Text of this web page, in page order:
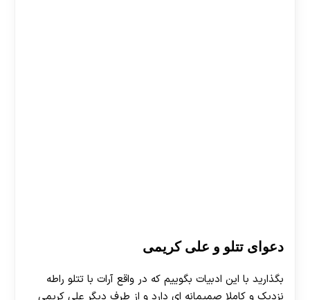
30 تا 50 درصد شارژ هدیه بیشتر فقط با ثبت نام در
هات بت
دعوای تتلو و علی کریمی
بگذارید با این ادبیات بگوییم که در واقع آرات با تتلو راطه